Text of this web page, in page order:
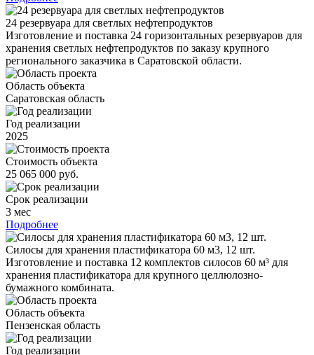
24 резервуара для светлых нефтепродуктов
Изготовление и поставка 24 горизонтальных резервуаров для
хранения светлых нефтепродуктов по заказу крупного
регионального заказчика в Саратовской области.
Область объекта
Саратовская область
Год реализации
2025
Стоимость объекта
25 065 000 руб.
Срок реализации
3 мес
Подробнее
Силосы для хранения пластификатора 60 м3, 12 шт.
Изготовление и поставка 12 комплектов силосов 60 м³ для
хранения пластификатора для крупного целлюлозно-
бумажного комбината.
Область объекта
Пензенская область
Год реализации